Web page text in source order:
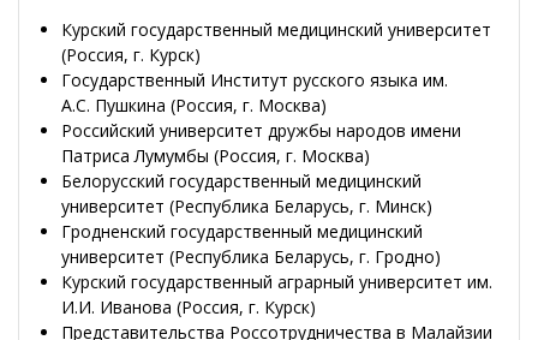
Курский государственный медицинский университет
(Россия, г. Курск)
Государственный Институт русского языка им.
А.С. Пушкина (Россия, г. Москва)
Российский университет дружбы народов имени
Патриса Лумумбы (Россия, г. Москва)
Белорусский государственный медицинский
университет (Республика Беларусь, г. Минск)
Гродненский государственный медицинский
университет (Республика Беларусь, г. Гродно)
Курский государственный аграрный университет им.
И.И. Иванова (Россия, г. Курск)
Представительства Россотрудничества в Малайзии